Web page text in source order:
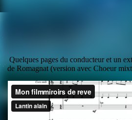
Quelques pages du conducteur et un
de Romagnat (version avec Choeur